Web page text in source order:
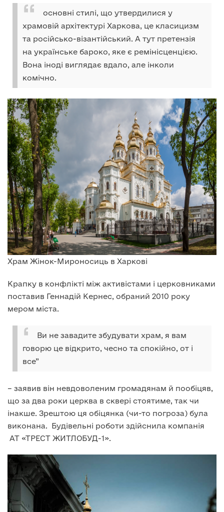
основні стилі, що утвердилися у
храмовій архітектурі Харкова, це класицизм
та російсько-візантійський. А тут претензія
на українське бароко, яке є ремінісценцією.
Вона іноді виглядає вдало, але інколи
комічно.
Храм Жінок-Мироносиць в Харкові
Крапку в конфлікті між активістами і церковниками
поставив Геннадій Кернес, обраний 2010 року
мером міста.
Ви не завадите збудувати храм, я вам
говорю це відкрито, чесно та спокійно, от і
все”
– заявив він невдоволеним громадянам й пообіцяв,
що за два роки церква в сквері стоятиме, так чи
інакше. Зрештою ця обіцянка (чи-то погроза) була
виконана. Будівельні роботи здійснила компанія
АТ «ТРЕСТ ЖИТЛОБУД-1».